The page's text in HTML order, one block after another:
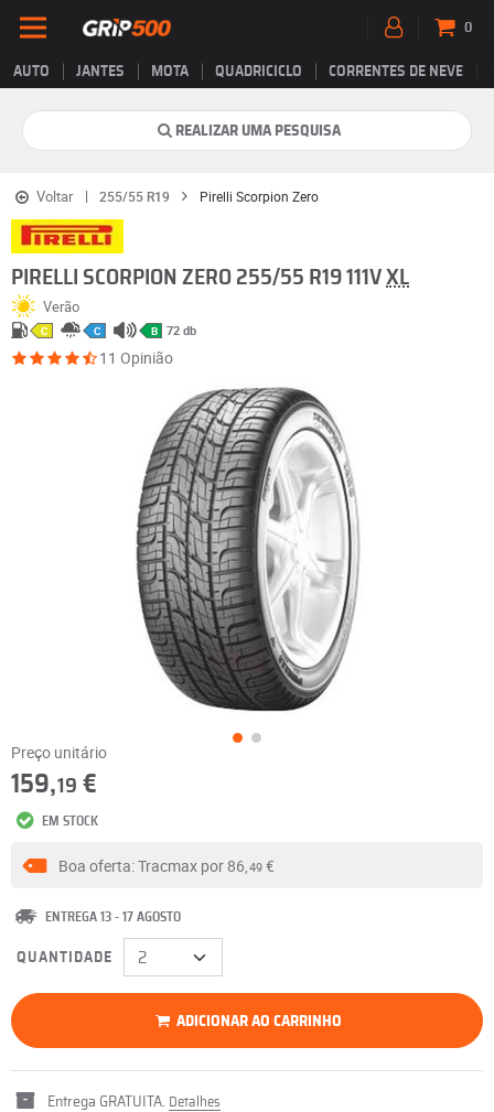
AUTO JANTES MOTA QUADRICICLO CORRENTES DE NEVE
0
REALIZAR UMA PESQUISA
Voltar 255/55 R19 Pirelli Scorpion Zero
PIRELLI SCORPION ZERO 255/55 R19 111V XL
Verão
C C B 72 db
11 Opinião
Preço unitário
159,19 €
EM STOCK
Boa oferta: Tracmax por 86,49€
ENTREGA 13 - 17 AGOSTO
QUANTIDADE
ADICIONAR AO CARRINHO
Entrega GRATUITA. Detalhes